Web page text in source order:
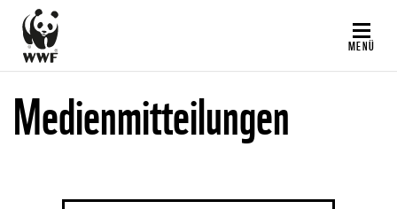
Direkt
zum
Inhalt
MENÜ
Medienmitteilungen